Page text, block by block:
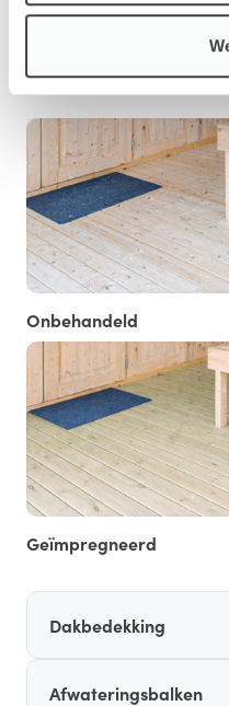
Onbehandeld
Geïmpregneerd
Dakbedekking
Afwateringsbalken